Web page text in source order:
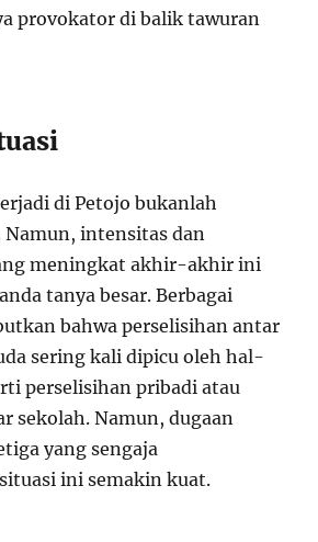
provokator di balik tawuran
di Petojo bukanlah
Namun, intensitas dan
meningkat akhir-akhir ini
tanya besar. Berbagai
bahwa perselisihan antar
sering kali dipicu oleh hal-
perselisihan pribadi atau
sekolah. Namun, dugaan
yang sengaja
ini semakin kuat.